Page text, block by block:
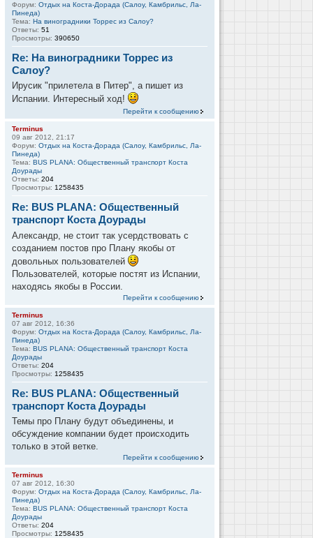
Форум: Отдых на Коста-Дорада (Салоу, Камбрильс, Ла-
Пинеда)
Тема: На виноградники Торрес из Салоу?
Ответы: 51
Просмотры: 390650
Re: На виноградники Торрес из
Салоу?
Ирусик "прилетела в Питер", а пишет из
Испании. Интересный ход!
Перейти к сообщению
Terminus
09 авг 2012, 21:17
Форум: Отдых на Коста-Дорада (Салоу, Камбрильс, Ла-
Пинеда)
Тема: BUS PLANA: Общественный транспорт Коста
Доурады
Ответы: 204
Просмотры: 1258435
Re: BUS PLANA: Общественный
транспорт Коста Доурады
Александр, не стоит так усердствовать с
созданием постов про Плану якобы от
довольных пользователей
Пользователей, которые постят из Испании,
находясь якобы в России.
Перейти к сообщению
Terminus
07 авг 2012, 16:36
Форум: Отдых на Коста-Дорада (Салоу, Камбрильс, Ла-
Пинеда)
Тема: BUS PLANA: Общественный транспорт Коста
Доурады
Ответы: 204
Просмотры: 1258435
Re: BUS PLANA: Общественный
транспорт Коста Доурады
Темы про Плану будут объединены, и
обсуждение компании будет происходить
только в этой ветке.
Перейти к сообщению
Terminus
07 авг 2012, 16:30
Форум: Отдых на Коста-Дорада (Салоу, Камбрильс, Ла-
Пинеда)
Тема: BUS PLANA: Общественный транспорт Коста
Доурады
Ответы: 204
Просмотры: 1258435